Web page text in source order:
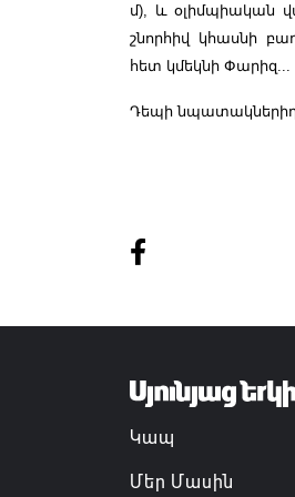
մ), և օլիմպիական
շնորհիվ կհասնի
հետ կմեկնի Փարիզ...
Դեպի
Կապ
Մեր Մասին